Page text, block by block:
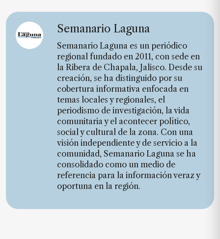
Semanario Laguna
Semanario Laguna es un periódico
regional fundado en 2011, con sede en
la Ribera de Chapala, Jalisco. Desde su
creación, se ha distinguido por su
cobertura informativa enfocada en
temas locales y regionales, el
periodismo de investigación, la vida
comunitaria y el acontecer político,
social y cultural de la zona. Con una
visión independiente y de servicio a la
comunidad, Semanario Laguna se ha
consolidado como un medio de
referencia para la información veraz y
oportuna en la región.